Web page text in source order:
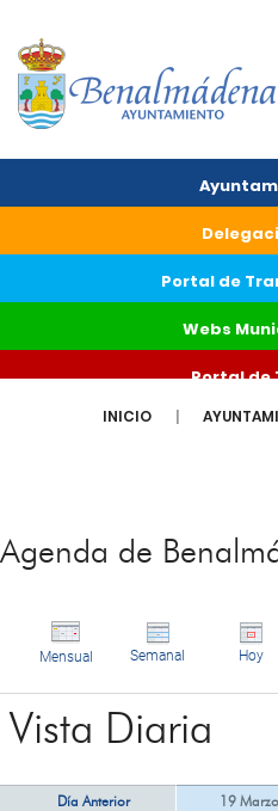
Portal de
Webs
Portal de
INICIO
Agenda de
Mensual Semanal Hoy
Vista Diaria
Día Anterior 19